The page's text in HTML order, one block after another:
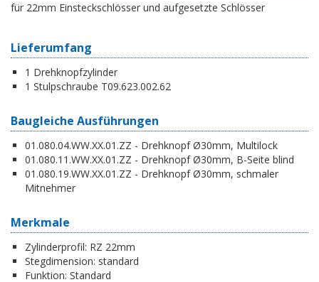
für 22mm Einsteckschlösser und aufgesetzte Schlösser
Lieferumfang
1 Drehknopfzylinder
1 Stulpschraube T09.623.002.62
Baugleiche Ausführungen
01.080.04.WW.XX.01.ZZ - Drehknopf Ø30mm, Multilock
01.080.11.WW.XX.01.ZZ - Drehknopf Ø30mm, B-Seite blind
01.080.19.WW.XX.01.ZZ - Drehknopf Ø30mm, schmaler
Mitnehmer
Merkmale
Zylinderprofil: RZ 22mm
Stegdimension: standard
Funktion: Standard